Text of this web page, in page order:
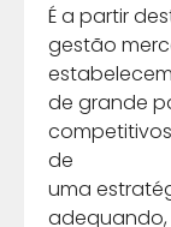
É a partir
gestão
de grande
de
uma
adequando,